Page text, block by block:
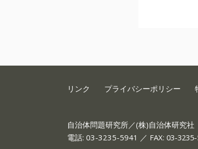
リンク プライバシーポリシー
自治体問題研究所／(株)自治体研究社
電話: 03-3235-5941 ／ FAX: 03-